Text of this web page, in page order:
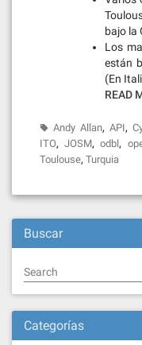
bajo la
Los
están
(En
READ
Andy Allan, API,
ITO,JOSM,odbl,
Toulouse, Turquia
Buscar
Search
Categorías